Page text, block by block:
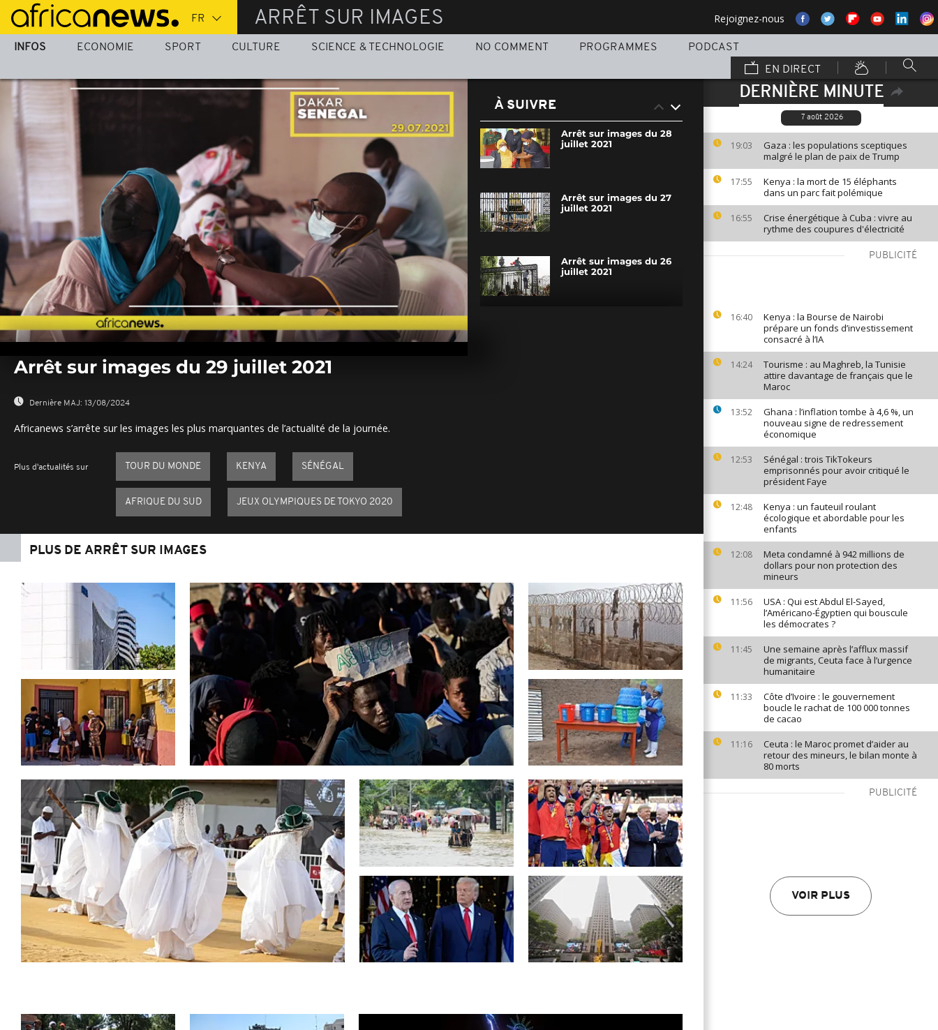
Passer
au
contenu
ARRÊT SUR IMAGES Rejoignez-nous
INFOS ECONOMIE SPORT CULTURE SCIENCE & TECHNOLOGIE NO COMMENT PROGRAMMES
PODCAST
EN DIRECT
DERNIÈRE MINUTE
7 août 2026
19:03
Gaza : les populations sceptiques
malgré le plan de paix de Trump
17:55
Kenya : la mort de 15 éléphants
dans un parc fait polémique
16:55
Crise énergétique à Cuba : vivre au
rythme des coupures d'électricité
PUBLICITÉ
16:40
Kenya : la Bourse de Nairobi
prépare un fonds d’investissement
consacré à l’IA
14:24
Tourisme : au Maghreb, la Tunisie
attire davantage de français que le
Maroc
13:52
Ghana : l’inflation tombe à 4,6 %, un
nouveau signe de redressement
économique
12:53
Sénégal : trois TikTokeurs
emprisonnés pour avoir critiqué le
président Faye
12:48
Kenya : un fauteuil roulant
écologique et abordable pour les
enfants
12:08
Meta condamné à 942 millions de
dollars pour non protection des
mineurs
11:56
USA : Qui est Abdul El-Sayed,
l’Américano-Égyptien qui bouscule
les démocrates ?
11:45
Une semaine après l’afflux massif
de migrants, Ceuta face à l’urgence
humanitaire
11:33
Côte d’Ivoire : le gouvernement
boucle le rachat de 100 000 tonnes
de cacao
11:16
Ceuta : le Maroc promet d’aider au
retour des mineurs, le bilan monte à
80 morts
PUBLICITÉ
VOIR PLUS
seconds
0%
Arrêt sur images du 29 juillet 2021
Dernière MAJ: 13/08/2024
Africanews s’arrête sur les images les plus marquantes de l’actualité de la journée.
Plus d'actualités sur TOUR DU MONDE KENYA SÉNÉGAL
AFRIQUE DU SUD JEUX OLYMPIQUES DE TOKYO 2020
À SUIVRE
Arrêt sur images du 28
juillet 2021
Arrêt sur images du 27
juillet 2021
Arrêt sur images du 26
juillet 2021
PLUS DE ARRÊT SUR IMAGES